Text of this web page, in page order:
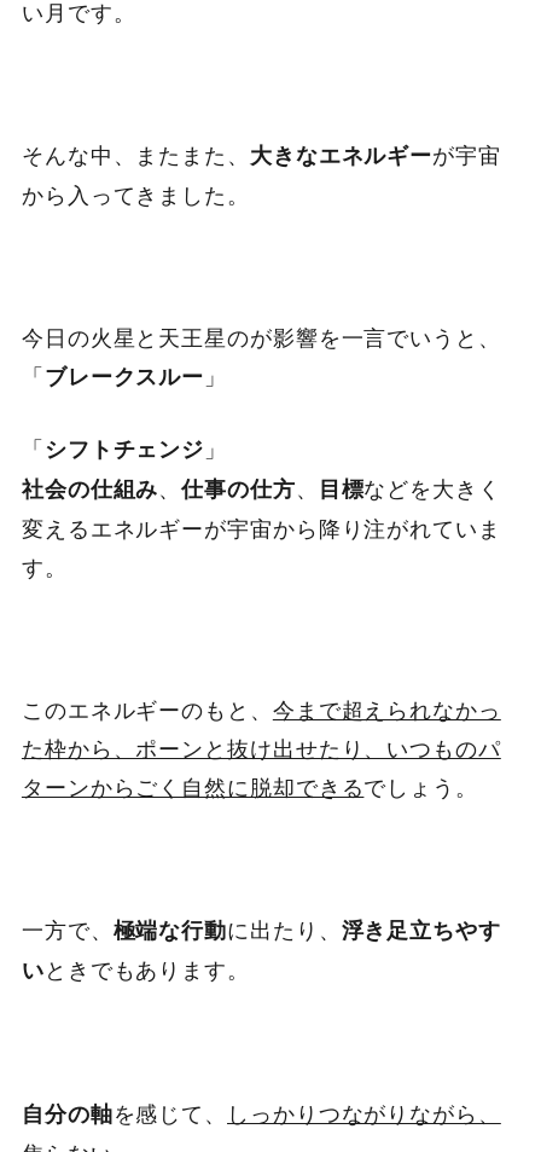
い月です。
そんな中、またまた、 大きなエネルギーが宇宙
から入ってきました。
今日の火星と天王星のが影響を一言でいうと、
「ブレークスルー 」
「シフトチェンジ 」
社会の仕組み、仕事の仕方、 目標などを大きく
変えるエネルギーが宇宙から降り注がれていま
す。
このエネルギーのもと、 今まで超えられなかっ
た枠から、ポーンと抜け出せたり、いつものパ
ターンからごく自然に脱却できるでしょう。
一方で、 極端な行動に出たり、 浮き足立ちやす
いときでもあります。
自分の軸を感じて、
しっかりつながりながら、